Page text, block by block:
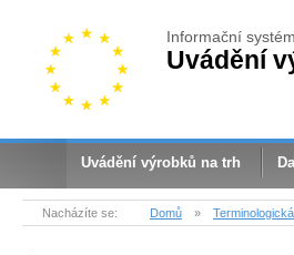
Informační systém
Uvádění
Uvádění výrobků na trh
Nacházíte se: Domů »